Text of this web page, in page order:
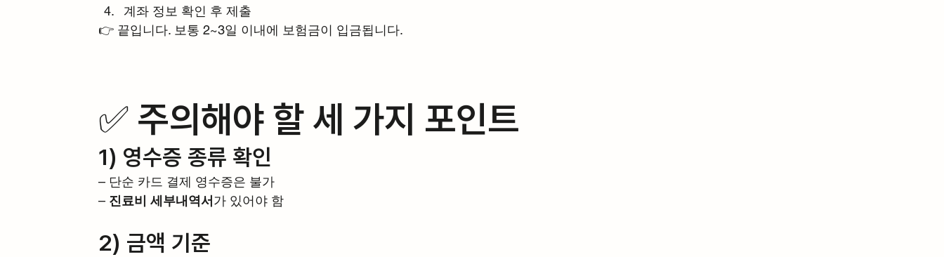
계좌 정보 확인 후 제출
👉 끝입니다. 보통 2~3일 이내에 보험금이 입금됩니다.
✅ 주의해야 할 세 가지 포인트
1) 영수증 종류 확인
– 단순 카드 결제 영수증은 불가
– 진료비 세부내역서가 있어야 함
2) 금액 기준